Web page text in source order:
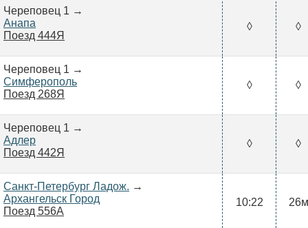
Череповец 1 →
Анапа
Поезд 444Я
◊ ◊
Череповец 1 →
Симферополь
Поезд 268Я
◊ ◊
Череповец 1 →
Адлер
Поезд 442Я
◊ ◊
Санкт-Петербург Ладож. →
Архангельск Город
Поезд 556А
10:22 26м